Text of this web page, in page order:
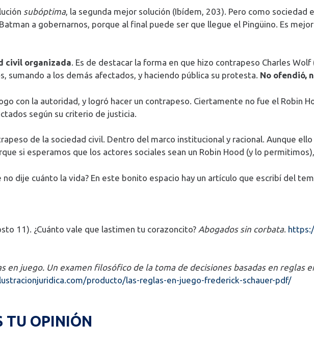
subóptima, la segunda mejor solución (Ibídem, 203). Pero como sociedad
a gobernarnos, porque al final puede ser que llegue el Pingüino. Es
civil organizada. Es de destacar la forma en que hizo contrapeso Charles Wolf
sumando a los demás afectados, y haciendo pública su protesta. No ofendió,
con la autoridad, y logró hacer un contrapeso. Ciertamente no fue el Robin
según su criterio de justicia.
de la sociedad civil. Dentro del marco institucional y racional. Aunque
si esperamos que los actores sociales sean un Robin Hood (y lo
no dije cuánto la vida? En este bonito espacio hay un artículo que escribí del
11). ¿Cuánto vale que lastimen tu corazoncito? Abogados sin corbata.
en juego. Un examen filosófico de la toma de decisiones basadas en reglas
producto/las-reglas-en-juego-frederick-schauer-pdf/
TU OPINIÓN